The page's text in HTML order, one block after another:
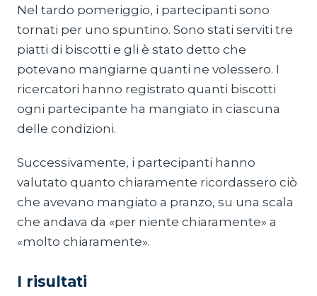
Nel tardo pomeriggio, i partecipanti sono
tornati per uno spuntino. Sono stati serviti tre
piatti di biscotti e gli è stato detto che
potevano mangiarne quanti ne volessero. I
ricercatori hanno registrato quanti biscotti
ogni partecipante ha mangiato in ciascuna
delle condizioni.
Successivamente, i partecipanti hanno
valutato quanto chiaramente ricordassero ciò
che avevano mangiato a pranzo, su una scala
che andava da «per niente chiaramente» a
«molto chiaramente».
I risultati